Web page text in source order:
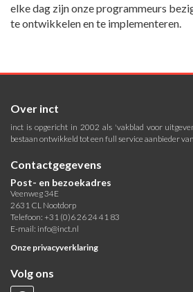
elke dag zijn onze programmeurs
te ontwikkelen en te implementeren.
Over inct
inct is opgericht in 2002 als 'vakblad voor
bestaan ontwikkeld tot een full service aanbieder
Contactgegevens
Post- en bezoekadres
Veenweg 34E
2631 CL Nootdorp
Telefoon: +31 (0)6 26 24 41 83
E-mail: info@inct.nl
Onze privacyverklaring
Volg ons